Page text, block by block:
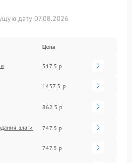
дату 07.08.2026
Цена
517.5 р
1437.5 р
862.5 р
влаги 747.5 р
747.5 р